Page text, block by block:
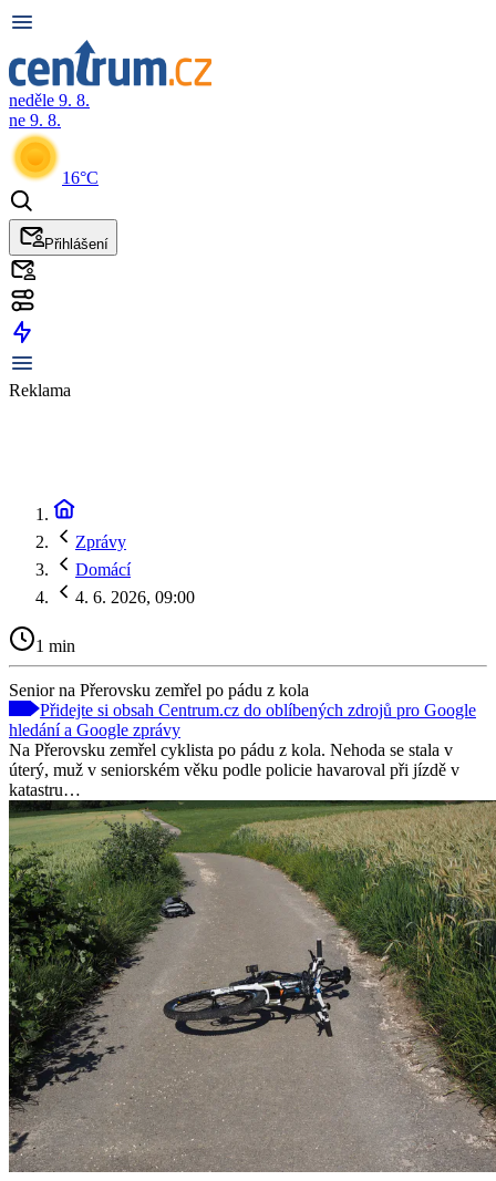
neděle 9. 8.
ne 9. 8.
16°C
Přihlášení
Reklama
Zprávy
Domácí
4. 6. 2026, 09:00
1 min
Senior na Přerovsku zemřel po pádu z kola
Přidejte si obsah Centrum.cz do oblíbených zdrojů pro Google
hledání a Google zprávy
Na Přerovsku zemřel cyklista po pádu z kola. Nehoda se stala v
úterý, muž v seniorském věku podle policie havaroval při jízdě v
katastru…